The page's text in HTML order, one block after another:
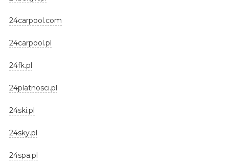
24carpool.com
24carpool.pl
24fk.pl
24platnosci.pl
24ski.pl
24sky.pl
24spa.pl